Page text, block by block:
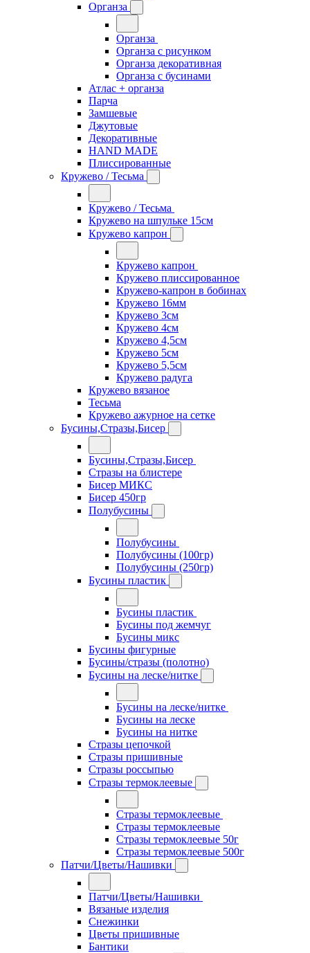
Органза
Органза
Органза с рисунком
Органза декоративная
Органза с бусинами
Атлас + органза
Парча
Замшевые
Джутовые
Декоративные
HAND MADE
Плиссированные
Кружево / Тесьма
Кружево / Тесьма
Кружево на шпульке 15см
Кружево капрон
Кружево капрон
Кружево плиссированное
Кружево-капрон в бобинах
Кружево 16мм
Кружево 3см
Кружево 4см
Кружево 4,5см
Кружево 5см
Кружево 5,5см
Кружево радуга
Кружево вязаное
Тесьма
Кружево ажурное на сетке
Бусины,Стразы,Бисер
Бусины,Стразы,Бисер
Стразы на блистере
Бисер МИКС
Бисер 450гр
Полубусины
Полубусины
Полубусины (100гр)
Полубусины (250гр)
Бусины пластик
Бусины пластик
Бусины под жемчуг
Бусины микс
Бусины фигурные
Бусины/стразы (полотно)
Бусины на леске/нитке
Бусины на леске/нитке
Бусины на леске
Бусины на нитке
Стразы цепочкой
Стразы пришивные
Стразы россыпью
Стразы термоклеевые
Стразы термоклеевые
Стразы термоклеевые
Стразы термоклеевые 50г
Стразы термоклеевые 500г
Патчи/Цветы/Нашивки
Патчи/Цветы/Нашивки
Вязаные изделия
Снежинки
Цветы пришивные
Бантики